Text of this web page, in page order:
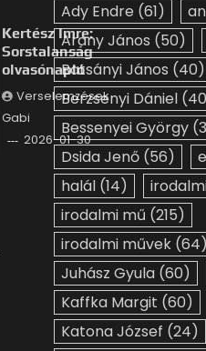
Kertész Imre:
Sorstalanság
olvasónapló
Verselemzések
Gabi
2026-01-30
Ady Endre (61)
Arany János (50)
Batsányi János (40)
Berzsenyi Dániel
Bessenyei György
Dsida Jenő (56)
halál (14)
irodalmi mű (215)
irodalmi művek (64)
Juhász Gyula (60)
Kaffka Margit (60)
Katona József (24)